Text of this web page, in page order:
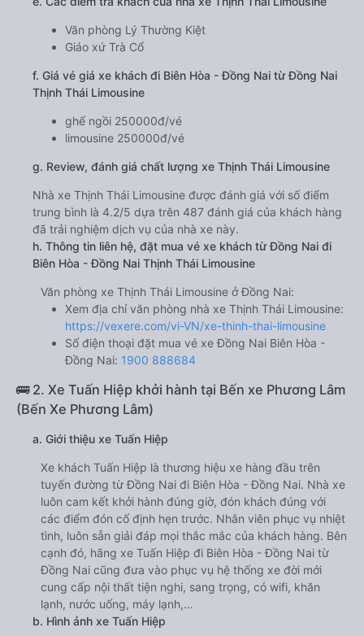
Văn phòng Lý Thường Kiệt
Giáo xứ Trà Cổ
f. Giá vé giá xe khách đi Biên Hòa - Đồng Nai từ Đồng Nai
Thịnh Thái Limousine
ghế ngồi 250000đ/vé
limousine 250000đ/vé
g. Review, đánh giá chất lượng xe Thịnh Thái Limousine
Nhà xe Thịnh Thái Limousine được đánh giá với số điểm
trung bình là 4.2/5 dựa trên 487 đánh giá của khách hàng
đã trải nghiệm dịch vụ của nhà xe này.
h. Thông tin liên hệ, đặt mua vé xe khách từ Đồng Nai đi
Biên Hòa - Đồng Nai Thịnh Thái Limousine
Văn phòng xe Thịnh Thái Limousine ở Đồng Nai:
Xem địa chỉ văn phòng nhà xe Thịnh Thái Limousine:
https://vexere.com/vi-VN/xe-thinh-thai-limousine
Số điện thoại đặt mua vé xe Đồng Nai Biên Hòa -
Đồng Nai: 1900 888684
🚌 2. Xe Tuấn Hiệp khởi hành tại Bến xe Phương Lâm
(Bến Xe Phương Lâm)
a. Giới thiệu xe Tuấn Hiệp
Xe khách Tuấn Hiệp là thương hiệu xe hàng đầu trên
tuyến đường từ Đồng Nai đi Biên Hòa - Đồng Nai. Nhà xe
luôn cam kết khởi hành đúng giờ, đón khách đúng với
các điểm đón cố định hẹn trước. Nhân viên phục vụ nhiệt
tình, luôn sẵn giải đáp mọi thắc mắc của khách hàng. Bên
cạnh đó, hãng xe Tuấn Hiệp đi Biên Hòa - Đồng Nai từ
Đồng Nai cũng đưa vào phục vụ hệ thống xe đời mới
cung cấp nội thất tiện nghi, sang trọng, có wifi, khăn
lạnh, nước uống, máy lạnh,…
b. Hình ảnh xe Tuấn Hiệp